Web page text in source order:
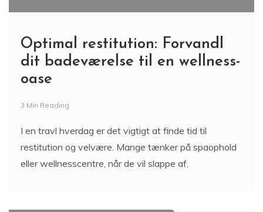
Optimal restitution: Forvandl
dit badeværelse til en wellness-
oase
3 Min Reading
I en travl hverdag er det vigtigt at finde tid til
restitution og velvære. Mange tænker på spaophold
eller wellnesscentre, når de vil slappe af,